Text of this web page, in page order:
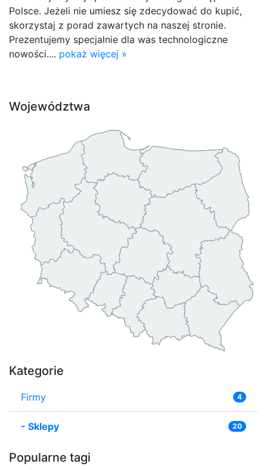
Polsce. Jeżeli nie umiesz się zdecydować do kupić,
skorzystaj z porad zawartych na naszej stronie.
Prezentujemy specjalnie dla was technologiczne
nowości.... pokaż więcej »
Województwa
Kategorie
Firmy 4
- Sklepy 20
Popularne tagi